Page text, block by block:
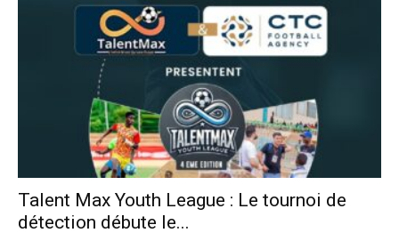
Talent Max Youth League : Le tournoi de
détection débute le...